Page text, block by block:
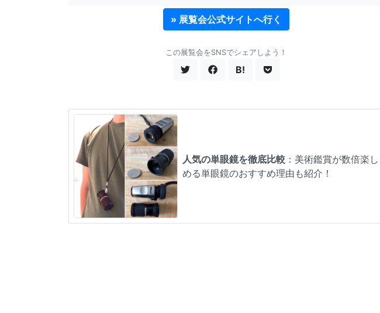
» 展覧会公式サイトへ行く
この展覧会をSNSでシェアしよう！
B!
人気の単眼鏡を徹底比較 ：美術鑑賞が数倍楽し
める単眼鏡のおすすめ理由も紹介！